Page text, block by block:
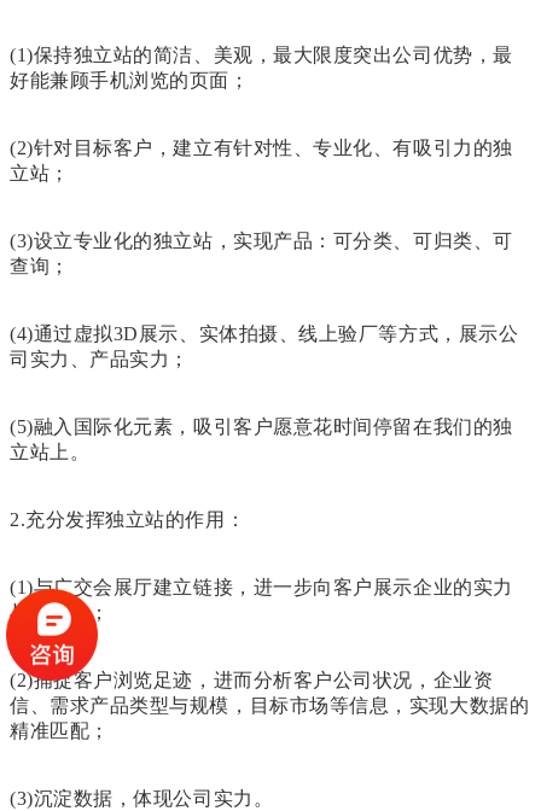
(1)保持独立站的简洁、美观，最大限度突出公司优势，最
好能兼顾手机浏览的页面；
(2)针对目标客户，建立有针对性、专业化、有吸引力的独
立站；
(3)设立专业化的独立站，实现产品：可分类、可归类、可
查询；
(4)通过虚拟3D展示、实体拍摄、线上验厂等方式，展示公
司实力、产品实力；
(5)融入国际化元素，吸引客户愿意花时间停留在我们的独
立站上。
2.充分发挥独立站的作用：
(1)与广交会展厅建立链接，进一步向客户展示企业的实力
与专业性；
(2)捕捉客户浏览足迹，进而分析客户公司状况，企业资
信、需求产品类型与规模，目标市场等信息，实现大数据的
精准匹配；
(3)沉淀数据，体现公司实力。